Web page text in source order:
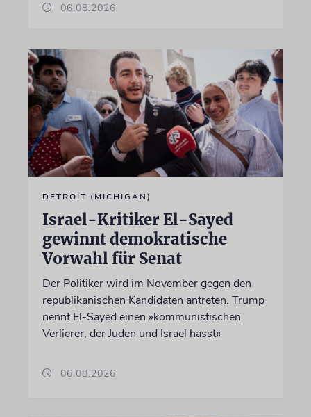
06.08.2026
DETROIT (MICHIGAN)
Israel-Kritiker El-Sayed
gewinnt demokratische
Vorwahl für Senat
Der Politiker wird im November gegen den
republikanischen Kandidaten antreten. Trump
nennt El-Sayed einen »kommunistischen
Verlierer, der Juden und Israel hasst«
06.08.2026